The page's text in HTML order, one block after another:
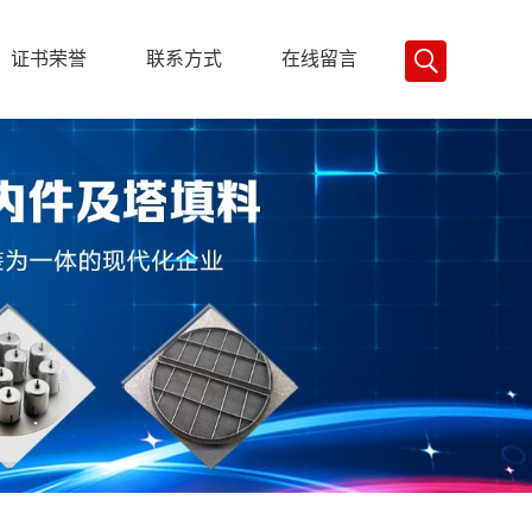
证书荣誉 联系方式 在线留言